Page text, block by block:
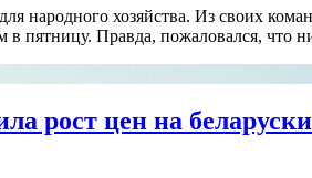
хозяйства. Из своих
пятницу. Правда, пожаловался, что
рост цен на